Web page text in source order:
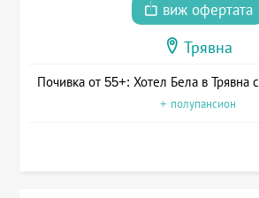
виж офертата
Трявна
Почивка от 55+: Хотел Бела в Трявна
+ полупансион